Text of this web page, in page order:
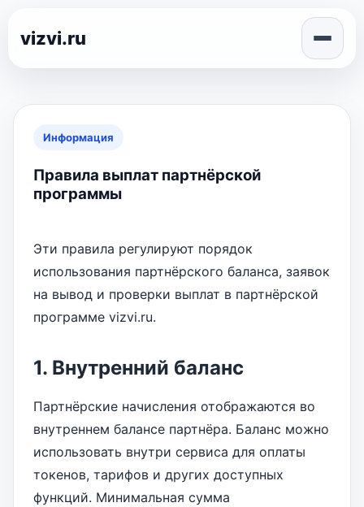
vizvi.ru
Информация
Правила выплат партнёрской
программы
Эти правила регулируют порядок
использования партнёрского баланса, заявок
на вывод и проверки выплат в партнёрской
программе vizvi.ru.
1. Внутренний баланс
Партнёрские начисления отображаются во
внутреннем балансе партнёра. Баланс можно
использовать внутри сервиса для оплаты
токенов, тарифов и других доступных
функций. Минимальная сумма